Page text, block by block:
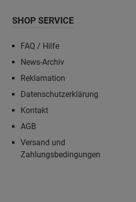
SHOP SERVICE
FAQ / Hilfe
News-Archiv
Reklamation
Datenschutzerklärung
Kontakt
AGB
Versand und
Zahlungsbedingungen